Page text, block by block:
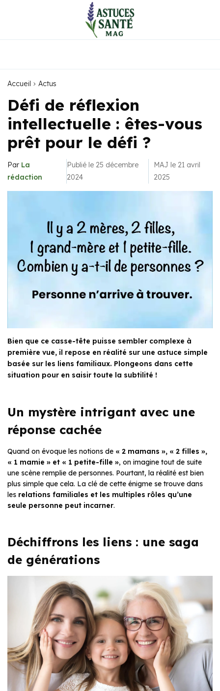
Accueil Actus
Défi de réflexion
intellectuelle : êtes-vous
prêt pour le défi ?
Par La
rédaction
Publié le 25 décembre
2024
MAJ le 21 avril
2025
Bien que ce casse-tête puisse sembler complexe à
première vue, il repose en réalité sur une astuce simple
basée sur les liens familiaux. Plongeons dans cette
situation pour en saisir toute la subtilité !
Un mystère intrigant avec une
réponse cachée
Quand on évoque les notions de « 2 mamans », « 2 filles »,
« 1 mamie » et « 1 petite-fille », on imagine tout de suite
une scène remplie de personnes. Pourtant, la réalité est bien
plus simple que cela. La clé de cette énigme se trouve dans
les relations familiales et les multiples rôles qu’une
seule personne peut incarner.
Déchiffrons les liens : une saga
de générations